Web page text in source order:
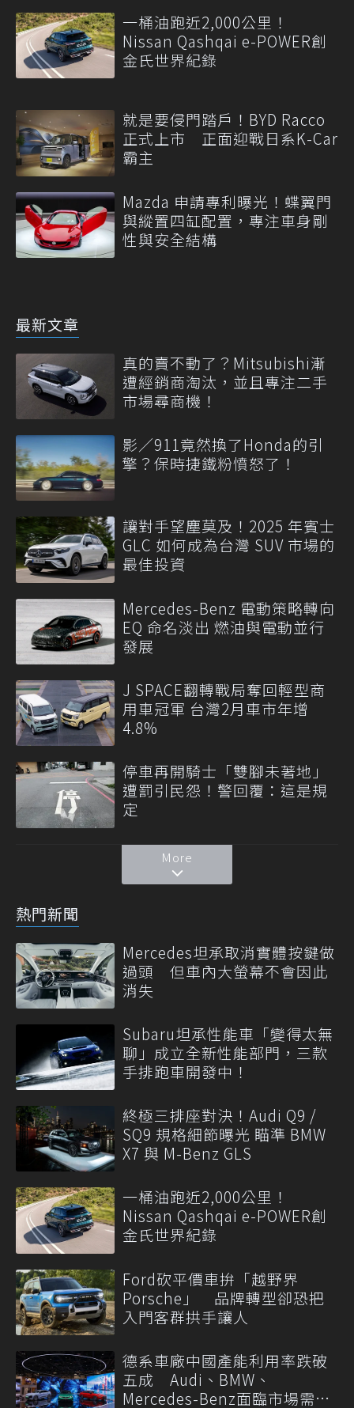
一桶油跑近2,000公里！
Nissan Qashqai e-POWER創
金氏世界紀錄
就是要侵門踏戶！BYD Racco
正式上市 正面迎戰日系K-Car
霸主
Mazda 申請專利曝光！蝶翼門
與縱置四缸配置，專注車身剛
性與安全結構
最新文章
真的賣不動了？Mitsubishi漸
遭經銷商淘汰，並且專注二手
市場尋商機！
影／911竟然換了Honda的引
擎？保時捷鐵粉憤怒了！
讓對手望塵莫及！2025 年賓士
GLC 如何成為台灣 SUV 市場的
最佳投資
Mercedes-Benz 電動策略轉向
EQ 命名淡出 燃油與電動並行
發展
J SPACE翻轉戰局奪回輕型商
用車冠軍 台灣2月車市年增
4.8%
停車再開騎士「雙腳未著地」
遭罰引民怨！警回覆：這是規
定
More
熱門新聞
Mercedes坦承取消實體按鍵做
過頭 但車內大螢幕不會因此
消失
Subaru坦承性能車「變得太無
聊」成立全新性能部門，三款
手排跑車開發中！
終極三排座對決！Audi Q9 /
SQ9 規格細節曝光 瞄準 BMW
X7 與 M-Benz GLS
一桶油跑近2,000公里！
Nissan Qashqai e-POWER創
金氏世界紀錄
Ford砍平價車拚「越野界
Porsche」 品牌轉型卻恐把
入門客群拱手讓人
德系車廠中國產能利用率跌破
五成 Audi、BMW、
Mercedes-Benz面臨市場需求